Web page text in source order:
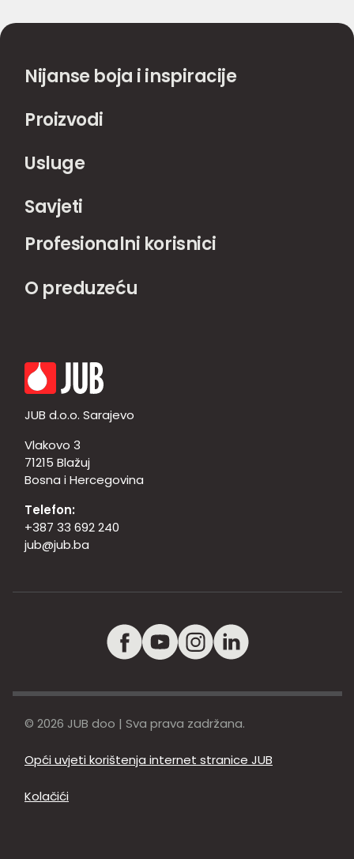
Nijanse boja i inspiracije
Proizvodi
Usluge
Savjeti
Profesionalni korisnici
O preduzeću
JUB d.o.o. Sarajevo
Vlakovo 3
71215 Blažuj
Bosna i Hercegovina
Telefon:
+387 33 692 240
jub@jub.ba
© 2026 JUB doo | Sva prava zadržana.
Opći uvjeti korištenja internet stranice JUB
Kolačići